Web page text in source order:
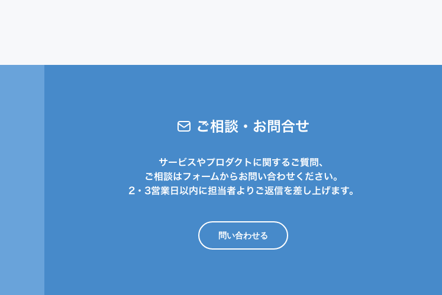
ご相談・お問合せ
サービスやプロダクトに関するご質問、
ご相談はフォームからお問い合わせください。
2・3営業日以内に担当者よりご返信を差し上げます。
問い合わせる